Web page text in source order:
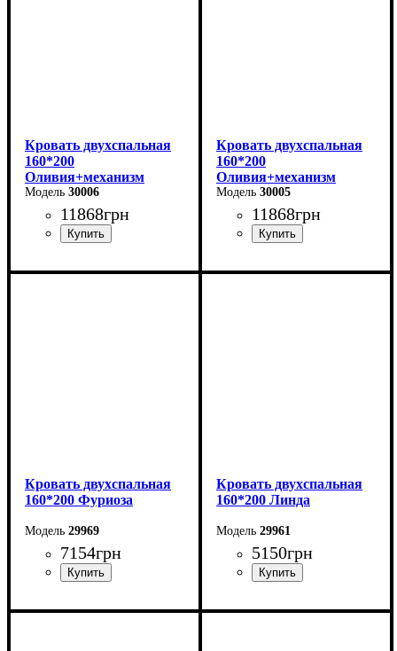
Кровать двухспальная
160*200
Оливия+механизм
(светло-серая)
30006
11868грн
Ширина: 170 см
Кровать двухспальная
160*200
Оливия+механизм
(бежевая)
30005
11868грн
Ширина: 170 см
Кровать двухспальная
160*200 Фуриоза
29969
7154грн
Ширина: 164,2 см
Кровать двухспальная
160*200 Линда
29961
5150грн
Ширина: 164,6 см